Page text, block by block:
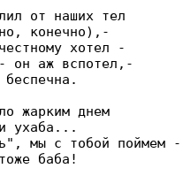
от наших тел
конечно),-
хотел -
он аж вспотел,-
жарким днем
ухаба...
мы с тобой поймем -
баба!